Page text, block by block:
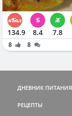
134.9 8.4 7.8
8 8
ДНЕВНИК ПИТАНИЯ
РЕЦЕПТЫ